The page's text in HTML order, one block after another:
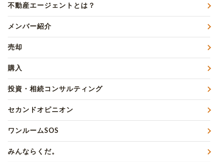
不動産エージェントとは？
メンバー紹介
売却
購入
投資・相続コンサルティング
セカンドオピニオン
ワンルームSOS
みんならくだ。